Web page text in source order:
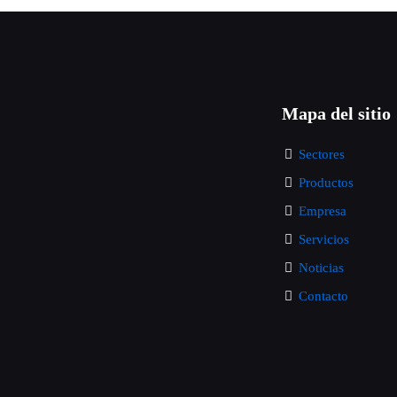
Mapa del sitio
Sectores
Productos
Empresa
Servicios
Noticias
Contacto